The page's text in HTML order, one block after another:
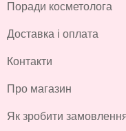
Поради косметолога
Доставка і оплата
Контакти
Про магазин
Як зробити